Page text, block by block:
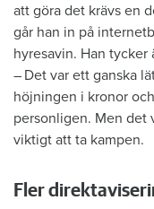
att göra det krävs en
går han in på
hyresavin. Han tycker
– Det var ett ganska
höjningen i kronor
personligen. Men det
viktigt att ta kampen.
Fler